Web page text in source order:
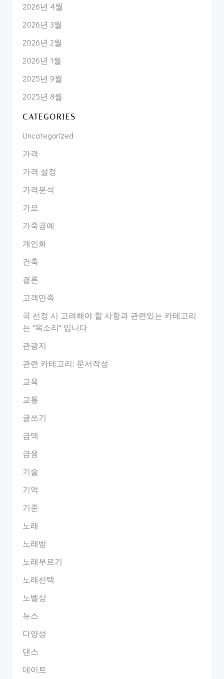
2026년 4월
2026년 3월
2026년 2월
2026년 1월
2025년 9월
2025년 8월
CATEGORIES
Uncategorized
가격
가격 설정
가격분석
가요
가죽공예
개인화
건축
결론
고객만족
곡 선정 시 고려해야 할 사항과 관련있는 카테고리
는 "목소리" 입니다
관광지
관련 카테고리: 문서작성
교육
교통
글쓰기
금액
금융
기술
기억
기준
노래
노래방
노래부르기
노래선택
노벨상
뉴스
다양성
댄스
데이트